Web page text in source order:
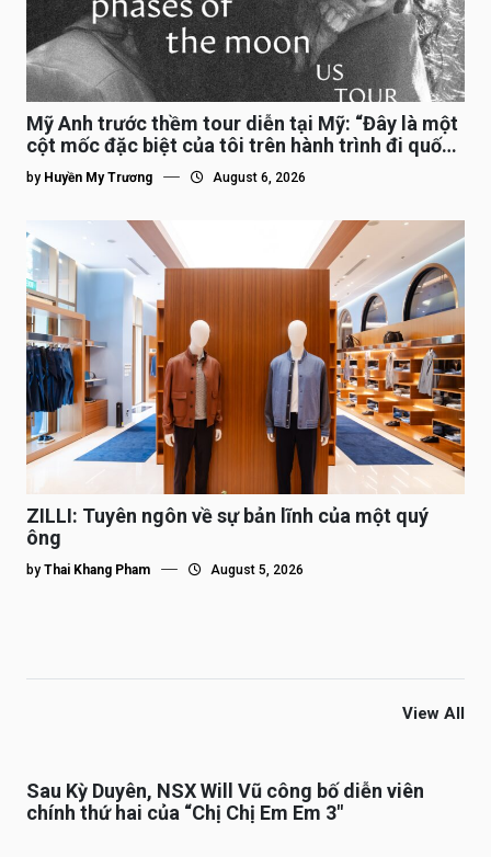
Mỹ Anh trước thềm tour diễn tại Mỹ: “Đây là một
cột mốc đặc biệt của tôi trên hành trình đi quốc
tế”
by Huyền My Trương August 6, 2026
ZILLI: Tuyên ngôn về sự bản lĩnh của một quý
ông
by Thai Khang Pham August 5, 2026
View All
Sau Kỳ Duyên, NSX Will Vũ công bố diễn viên
chính thứ hai của “Chị Chị Em Em 3″